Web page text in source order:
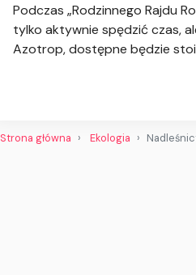
Podczas „Rodzinnego Rajdu
tylko aktywnie spędzić czas,
Azotrop, dostępne będzie
Strona główna Ekologia